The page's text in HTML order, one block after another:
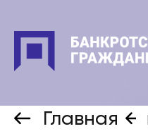
Главная